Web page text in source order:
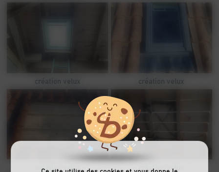
création velux création velux
création velux création velux